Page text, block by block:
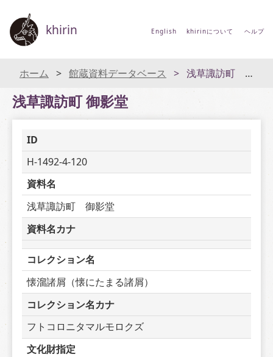
khirin English khirinについて ヘルプ
ホーム 館蔵資料データベース 浅草諏訪町 御影堂
浅草諏訪町 御影堂
ID
H-1492-4-120
資料名
浅草諏訪町　御影堂
資料名カナ
コレクション名
懐溜諸屑（懐にたまる諸屑）
コレクション名カナ
フトコロニタマルモロクズ
文化財指定